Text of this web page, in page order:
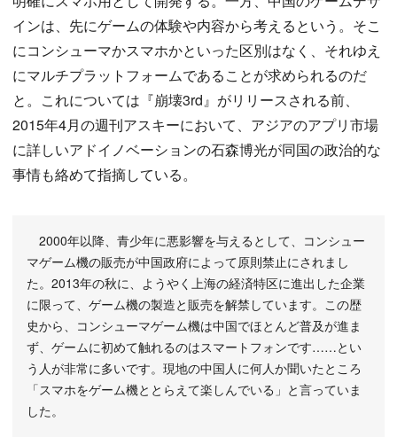
インは、先にゲームの体験や内容から考えるという。そこ
にコンシューマかスマホかといった区別はなく、それゆえ
にマルチプラットフォームであることが求められるのだ
と。これについては『崩壊3rd』がリリースされる前、
2015年4月の週刊アスキーにおいて、アジアのアプリ市場
に詳しいアドイノベーションの石森博光が同国の政治的な
事情も絡めて指摘している。
2000年以降、青少年に悪影響を与えるとして、コンシュー
マゲーム機の販売が中国政府によって原則禁止にされまし
た。2013年の秋に、ようやく上海の経済特区に進出した企業
に限って、ゲーム機の製造と販売を解禁しています。この歴
史から、コンシューマゲーム機は中国でほとんど普及が進ま
ず、ゲームに初めて触れるのはスマートフォンです……とい
う人が非常に多いです。現地の中国人に何人か聞いたところ
「スマホをゲーム機ととらえて楽しんでいる」と言っていま
した。